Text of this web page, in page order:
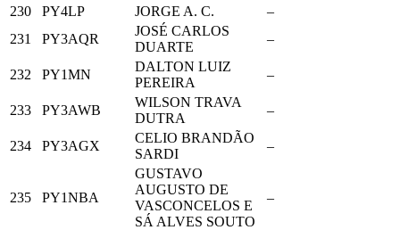
230 PY4LP JORGE A. C.
–
231
PY3AQR
JOSÉ CARLOS
DUARTE
–
232 PY1MN
DALTON LUIZ
PEREIRA
–
233 PY3AWB
WILSON TRAVA
DUTRA
–
234 PY3AGX
CELIO BRANDÃO
SARDI
–
235 PY1NBA
GUSTAVO
AUGUSTO DE
VASCONCELOS E
SÁ ALVES SOUTO
–